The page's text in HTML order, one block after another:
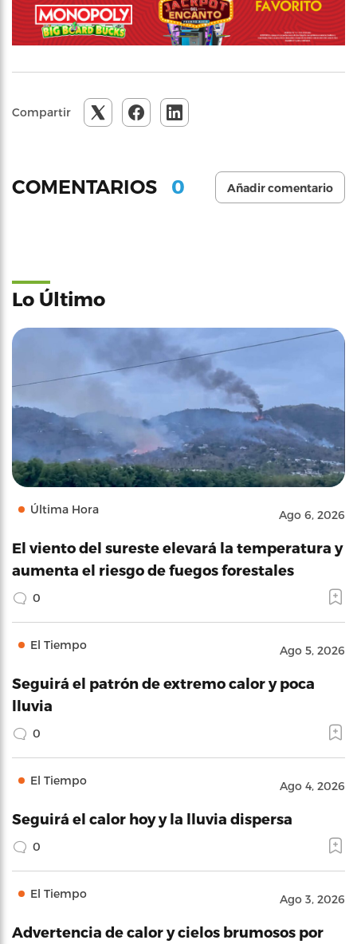
Compartir
COMENTARIOS 0 Añadir comentario
Lo Último
Última Hora Ago 6, 2026
El viento del sureste elevará la temperatura y
aumenta el riesgo de fuegos forestales
0
El Tiempo Ago 5, 2026
Seguirá el patrón de extremo calor y poca
lluvia
0
El Tiempo Ago 4, 2026
Seguirá el calor hoy y la lluvia dispersa
0
El Tiempo Ago 3, 2026
Advertencia de calor y cielos brumosos por